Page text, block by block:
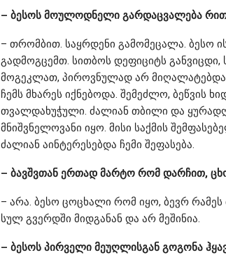
– ბესოს მოულოდნელი გარდაცვალება
– თრომბით. საყრდენი გამომეცალა. ბესო
გადმოგცემთ. სითბოს დეფიციტს განვიცდი,
მოგეკლათ, პიროვნულად არ
ჩემს მხარეს იქნებოდა. შემეძლო, ბეწვის
თვალდახუჭული. ძალიან თბილი და
მნიშვნელოვანი იყო. მისი საქმის
ძალიან აინტერესებდა ჩემი შეფასება.
– ბავშვთან ერთად მარტო რომ დარჩით,
– არა. ბესო ცოცხალი რომ იყო, ბევრ რამეს
სულ გვერდში მიდგანან და არ მეშინია.
– ბესოს პირველი მეუღლისგან გოგონა